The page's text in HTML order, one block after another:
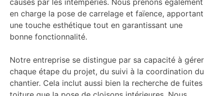
causés par les intempéries. Nous prenons également
en charge la pose de carrelage et faïence, apportant
une touche esthétique tout en garantissant une
bonne fonctionnalité.
Notre entreprise se distingue par sa capacité à gérer
chaque étape du projet, du suivi à la coordination du
chantier. Cela inclut aussi bien la recherche de fuites